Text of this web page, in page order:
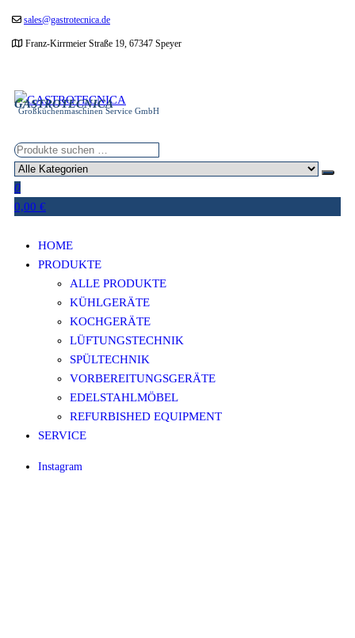
Zumsales@gastrotecnica.de
Franz-Kirrmeier Straße 19, 67347 Speyer
GASTROTECNICA
Großküchenmaschinen Service GmbH
0
0,00 €
HOME
PRODUKTE
ALLE PRODUKTE
KÜHLGERÄTE
KOCHGERÄTE
LÜFTUNGSTECHNIK
SPÜLTECHNIK
VORBEREITUNGSGERÄTE
EDELSTAHLMÖBEL
REFURBISHED EQUIPMENT
SERVICE
Instagram